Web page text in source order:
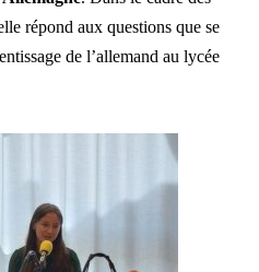
lle répond aux questions que se
de l’allemand au lycée